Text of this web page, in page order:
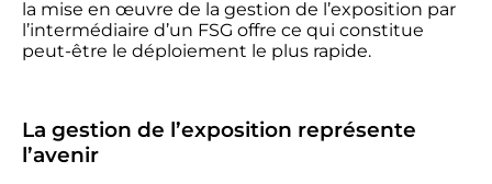
la mise en œuvre de la gestion de l’exposition par
l’intermédiaire d’un FSG offre ce qui constitue
peut-être le déploiement le plus rapide.
La gestion de l’exposition représente
l’avenir